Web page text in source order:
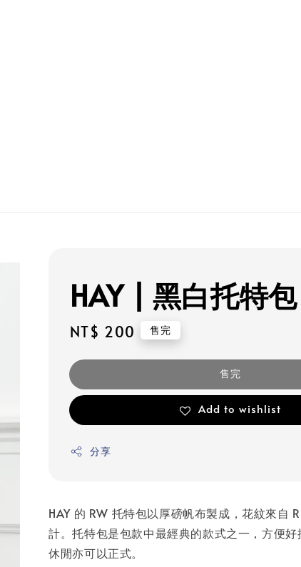
HAY | 黑白托特包
Regular
NT$ 200 售完
售完
Add to wishlist
分享
HAY 的 RW 托特包以厚磅帆布製成，花紋來自
計。托特包是包款中最經典的款式之一，方便
休閒亦可以正式。